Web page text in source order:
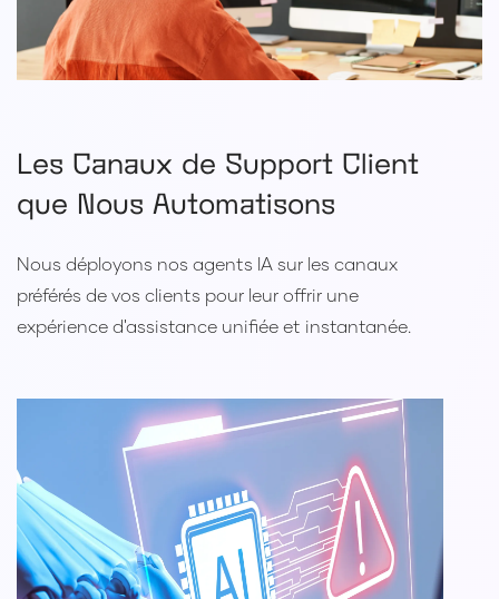
Les Canaux de Support Client
que Nous Automatisons
Nous déployons nos agents IA sur les canaux
préférés de vos clients pour leur offrir une
expérience d'assistance unifiée et instantanée.